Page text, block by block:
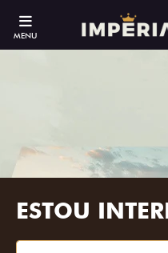
MENU
ESTOU